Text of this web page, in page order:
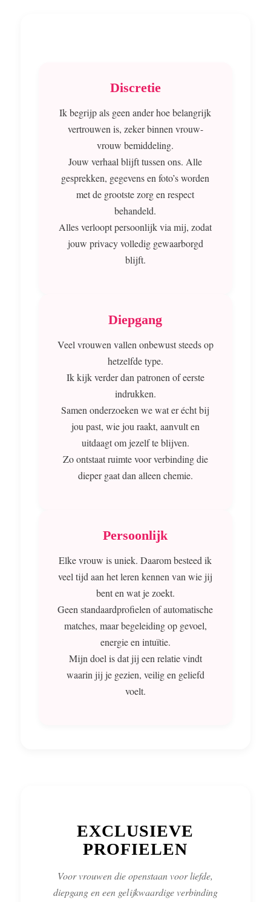
Discretie
Ik begrijp als geen ander hoe belangrijk
vertrouwen is, zeker binnen vrouw-
vrouw bemiddeling.
Jouw verhaal blijft tussen ons. Alle
gesprekken, gegevens en foto’s worden
met de grootste zorg en respect
behandeld.
Alles verloopt persoonlijk via mij, zodat
jouw privacy volledig gewaarborgd
blijft.
Diepgang
Veel vrouwen vallen onbewust steeds op
hetzelfde type.
Ik kijk verder dan patronen of eerste
indrukken.
Samen onderzoeken we wat er écht bij
jou past, wie jou raakt, aanvult en
uitdaagt om jezelf te blijven.
Zo ontstaat ruimte voor verbinding die
dieper gaat dan alleen chemie.
Persoonlijk
Elke vrouw is uniek. Daarom besteed ik
veel tijd aan het leren kennen van wie jij
bent en wat je zoekt.
Geen standaardprofielen of automatische
matches, maar begeleiding op gevoel,
energie en intuïtie.
Mijn doel is dat jij een relatie vindt
waarin jij je gezien, veilig en geliefd
voelt.
EXCLUSIEVE
PROFIELEN
Voor vrouwen die openstaan voor liefde,
diepgang en een gelijkwaardige verbinding